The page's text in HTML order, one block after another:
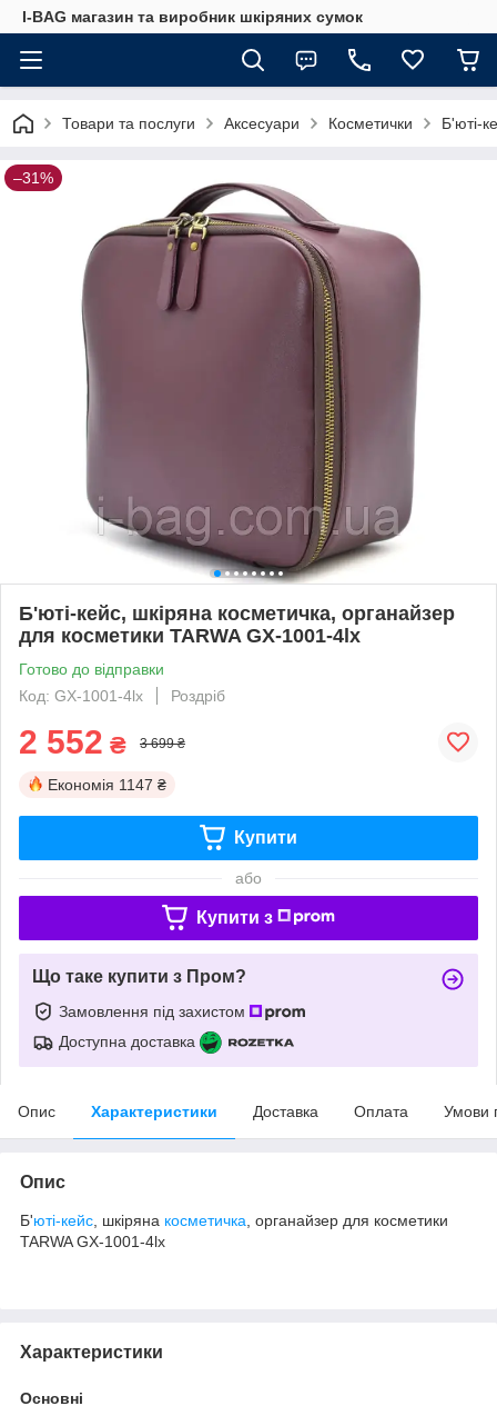
I-BAG магазин та виробник шкіряних сумок
Товари та послуги Аксесуари Косметички Б'юті-
–31%
Б'юті-кейс, шкіряна косметичка, органайзер
для косметики TARWA GX-1001-4lx
Готово до відправки
Код: GX-1001-4lx
Роздріб
2 552 ₴ 3 699 ₴
Економія 1147 ₴
Купити
або
Купити з
Що таке купити з Пром?
Замовлення під захистом
Доступна доставка
Опис Характеристики Доставка Оплата Умови
Опис
Б'юті-кейс , шкіряна косметичка , органайзер для косметики
TARWA GX-1001-4lx
Характеристики
Основні